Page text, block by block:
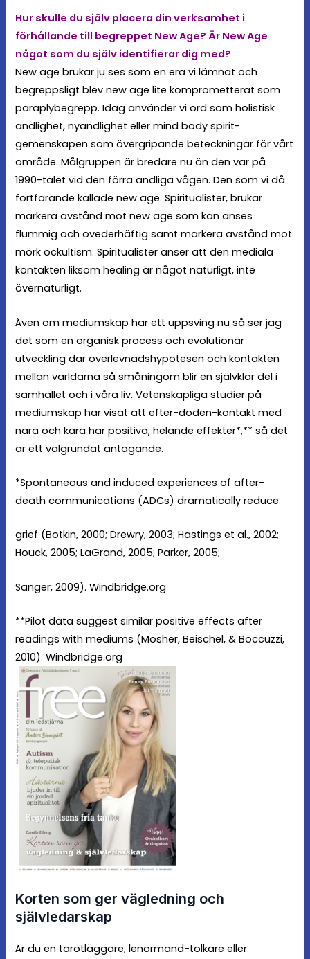
Hur skulle du själv placera din verksamhet i
förhållande till begreppet New Age? Är New Age
något som du själv identifierar dig med?
New age brukar ju ses som en era vi lämnat och
begreppsligt blev new age lite komprometterat som
paraplybegrepp. Idag använder vi ord som holistisk
andlighet, nyandlighet eller mind body spirit-
gemenskapen som övergripande beteckningar för vårt
område. Målgruppen är bredare nu än den var på
1990-talet vid den förra andliga vågen. Den som vi då
fortfarande kallade new age. Spiritualister, brukar
markera avstånd mot new age som kan anses
flummig och ovederhäftig samt markera avstånd mot
mörk ockultism. Spiritualister anser att den mediala
kontakten liksom healing är något naturligt, inte
övernaturligt.
Även om mediumskap har ett uppsving nu så ser jag
det som en organisk process och evolutionär
utveckling där överlevnadshypotesen och kontakten
mellan världarna så småningom blir en självklar del i
samhället och i våra liv. Vetenskapliga studier på
mediumskap har visat att efter-döden-kontakt med
nära och kära har positiva, helande effekter*,** så det
är ett välgrundat antagande.
*Spontaneous and induced experiences of after-
death communications (ADCs) dramatically reduce
grief (Botkin, 2000; Drewry, 2003; Hastings et al., 2002;
Houck, 2005; LaGrand, 2005; Parker, 2005;
Sanger, 2009). Windbridge.org
**Pilot data suggest similar positive effects after
readings with mediums (Mosher, Beischel, & Boccuzzi,
2010). Windbridge.org
Korten som ger vägledning och
självledarskap
Är du en tarotläggare, lenormand-tolkare eller